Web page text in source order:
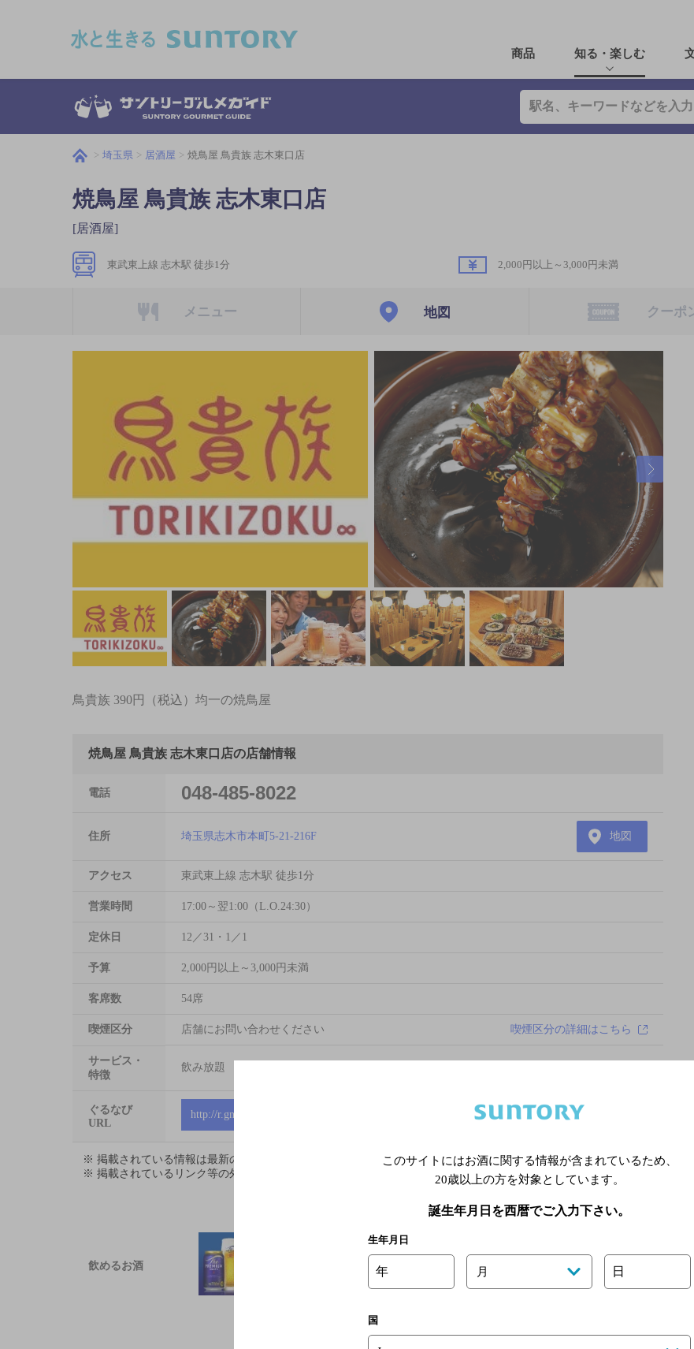
商品 知る・楽しむ
埼玉県 居酒屋 焼鳥屋 鳥貴族 志木東口店
焼鳥屋 鳥貴族 志木東口店
[居酒屋]
東武東上線 志木駅 徒歩1分 2,000円以上～3,000円未満
メニュー 地図 クーポ
鳥貴族 390円（税込）均一の焼鳥屋
焼鳥屋 鳥貴族 志木東口店の店舗情報
電話 048-485-8022
住所 埼玉県志木市本町5-21-216F 地図
アクセス 東武東上線 志木駅 徒歩1分
営業時間 17:00～翌1:00（L.O.24:30）
定休日 12／31・1／1
予算 2,000円以上～3,000円未満
客席数 54席
喫煙区分 店舗にお問い合わせください 喫煙区分の詳細はこちら
サービス・
特徴
飲み放題
ぐるなび
URL
http://r.gnavi.co.jp/gdyd426
※ 掲載されている情報は最新の内容と異なる場合があります。詳しくはお店にお問い合わせください。
※ 掲載されているリンク等の外部コンテンツはお客様のご判断でご利用ください。
[情報提供：ぐるなび]
飲めるお酒
このサイトにはお酒に関する情報が含まれているため、
20歳以上の方を対象としています。
誕生年月日を西暦でご入力下さい。
生年月日
年 月 日
国